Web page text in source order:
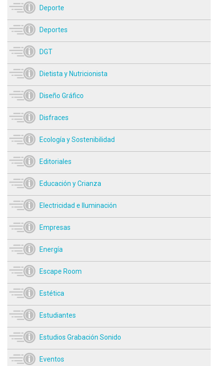
Deporte
Deportes
DGT
Dietista y Nutricionista
Diseño Gráfico
Disfraces
Ecología y Sostenibilidad
Editoriales
Educación y Crianza
Electricidad e Iluminación
Empresas
Energía
Escape Room
Estética
Estudiantes
Estudios Grabación Sonido
Eventos